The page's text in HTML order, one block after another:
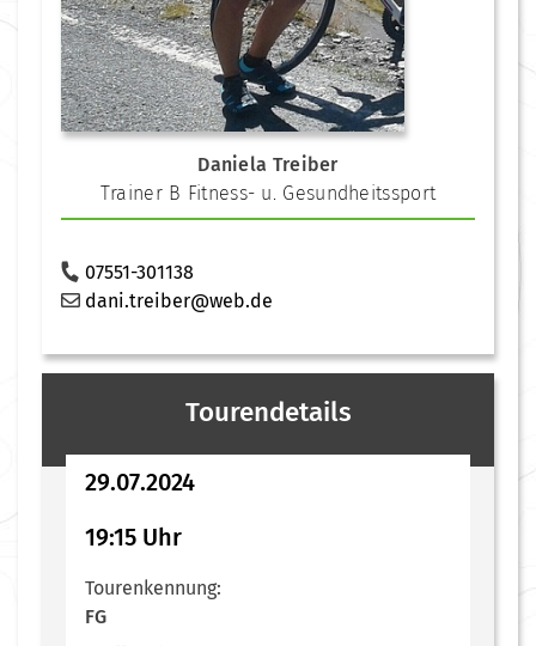
Daniela Treiber
Trainer B Fitness- u. Gesundheitssport
07551-301138
dani.treiber@web.de
Tourendetails
29.07.2024
19:15 Uhr
Tourenkennung:
FG